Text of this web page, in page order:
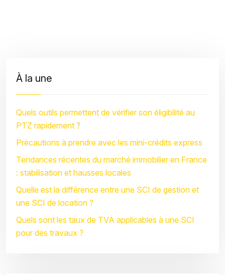
À la une
Quels outils permettent de vérifier son éligibilité au
PTZ rapidement ?
Précautions à prendre avec les mini-crédits express
Tendances récentes du marché immobilier en France
: stabilisation et hausses locales
Quelle est la différence entre une SCI de gestion et
une SCI de location ?
Quels sont les taux de TVA applicables à une SCI
pour des travaux ?